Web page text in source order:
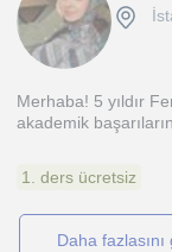
Merhaba! 5 yıldır
akademik
1. ders ücretsiz
daha